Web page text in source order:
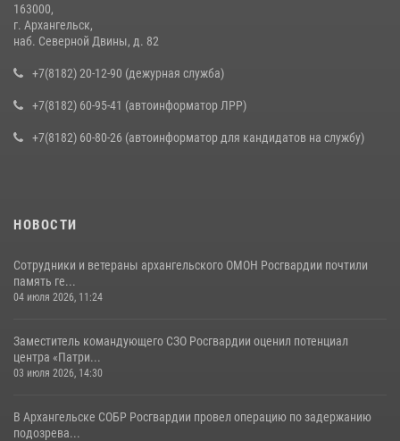
163000,
г. Архангельск,
наб. Северной Двины, д. 82
+7(8182) 20-12-90 (дежурная служба)
+7(8182) 60-95-41 (автоинформатор ЛРР)
+7(8182) 60-80-26 (автоинформатор для кандидатов на службу)
НОВОСТИ
Сотрудники и ветераны архангельского ОМОН Росгвардии почтили
память ге...
04 июля 2026, 11:24
Заместитель командующего СЗО Росгвардии оценил потенциал
центра «Патри...
03 июля 2026, 14:30
В Архангельске СОБР Росгвардии провел операцию по задержанию
подозрева...